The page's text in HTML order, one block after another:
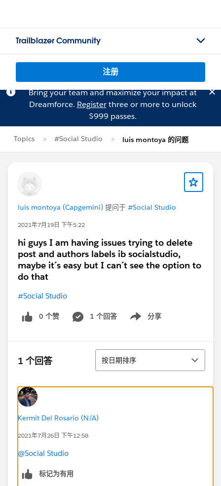
Trailblazer Community
注册
Bring your team and maximize your impact at
Dreamforce. Registerthree or more to unlock
$999 passes.
Topics #Social Studio luis montoya 的问题
luis montoya (Capgemini) 提问于 #Social Studio
2021年7月19日 下午5:22
hi guys I am having issues trying to delete
post and authors labels ib socialstudio,
maybe it´s easy but I can´t see the option to
do that
#Social Studio
0 个赞 1 个回答 分享
Show menu
1 个回答 排序
按日期排序
Kermit Del Rosario (N/A)
2021年7月26日 下午12:58
@Social Studio
标记为有用